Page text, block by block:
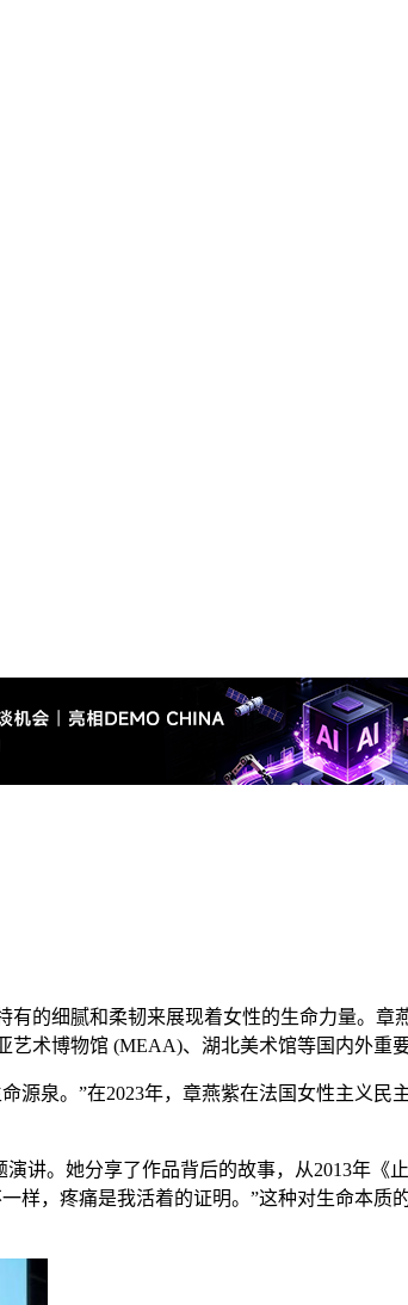
的细腻和柔韧来展现着女性的生命力量。章
术博物馆 (MEAA)、湖北美术馆等国内外重
泉。”在2023年，章燕紫在法国女性主义民
讲。她分享了作品背后的故事，从2013年《
样，疼痛是我活着的证明。”这种对生命本质